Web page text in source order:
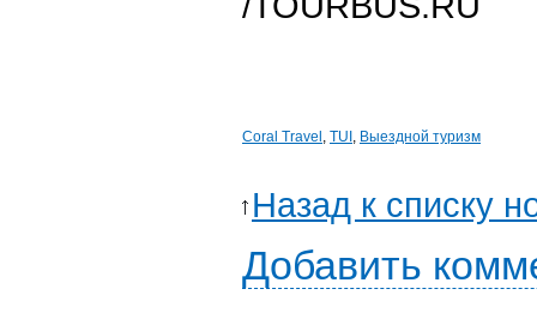
Coral Travel , TUI , Выездной туризм
Назад к списку
Добавить